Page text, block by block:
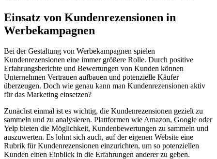
Einsatz von Kundenrezensionen in
Werbekampagnen
Bei der Gestaltung von Werbekampagnen spielen
Kundenrezensionen eine immer größere Rolle. Durch positive
Erfahrungsberichte und Bewertungen von Kunden können
Unternehmen Vertrauen aufbauen und potenzielle Käufer
überzeugen. Doch wie genau kann man Kundenrezensionen aktiv
für das Marketing einsetzen?
Zunächst einmal ist es wichtig, die Kundenrezensionen gezielt zu
sammeln und zu analysieren. Plattformen wie Amazon, Google oder
Yelp bieten die Möglichkeit, Kundenbewertungen zu sammeln und
auszuwerten. Es lohnt sich auch, auf der eigenen Website eine
Rubrik für Kundenrezensionen einzurichten, um so potenziellen
Kunden einen Einblick in die Erfahrungen anderer zu geben.